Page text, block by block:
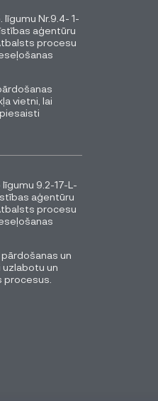
līgumu Nr.9.4- 1-
aģentūru
procesu
vietni, lai
līgumu 9.2-17-L-
aģentūru
procesu
un
uzlabotu un